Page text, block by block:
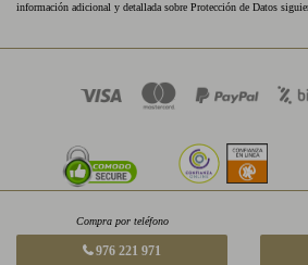
información adicional y detallada sobre Protección de Datos
Compra por teléfono
976 221 971